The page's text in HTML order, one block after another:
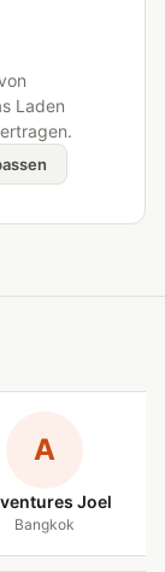
Laden
A
Joel
Bangkok